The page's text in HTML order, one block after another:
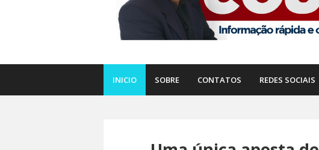
INICIO SOBRE CONTATOS REDES SOCIAIS